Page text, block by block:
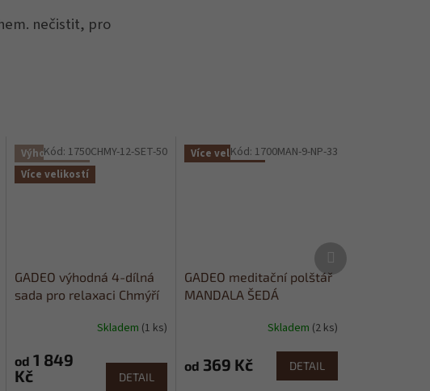
nečistit, pro
Výhodný set
Více velikostí
GADEO výhodná 4-dílná
sada pro relaxaci Chmýří
produktu
je
Skladem (1 ks)
od 1 849
Kč
DETAIL
Kód: 1750CHMY-12-SET-50 Více velikostí
GADEO meditační polštář
MANDALA ŠEDÁ
produktu
je
Skladem (2 ks)
od 369 Kč DETAIL
Kód: 1700MAN-9-NP-33
Další
produkt